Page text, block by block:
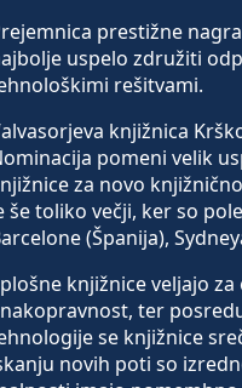
prestižne
uspelo združiti
rešitvami.
knjižnica
pomeni velik
za novo
še toliko večji, ker so
(Španija),
knjižnice veljajo
ter
se knjižnice
novih poti so